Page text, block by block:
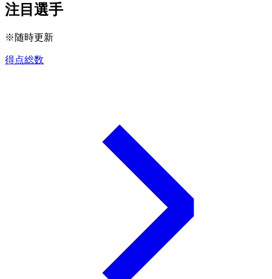
注目選手
※随時更新
得点総数